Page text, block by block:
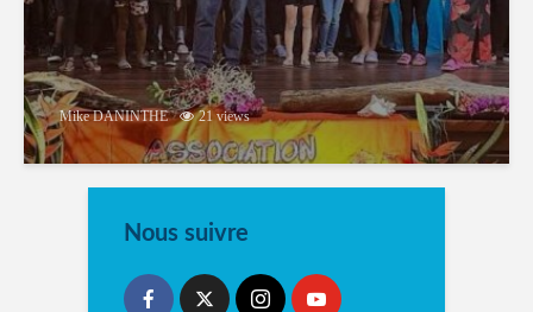
Mike DANINTHE 21 views
Nous suivre